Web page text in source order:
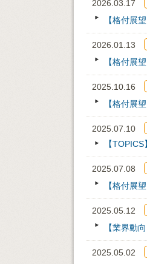
2026.03.17
【格付展
2026.01.13
【格付展
2025.10.16
【格付展
2025.07.10
【
2025.07.08
【格付展
2025.05.12
【業界動
2025.05.02